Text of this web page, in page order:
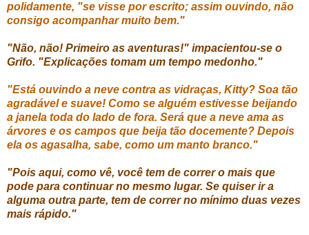
polidamente, "se visse por escrito; assim ouvindo, não
consigo acompanhar muito bem."
"Não, não! Primeiro as aventuras!" impacientou-se o
Grifo. "Explicações tomam um tempo medonho."
"Está ouvindo a neve contra as vidraças, Kitty? Soa tão
agradável e suave! Como se alguém estivesse beijando
a janela toda do lado de fora. Será que a neve ama as
árvores e os campos que beija tão docemente? Depois
ela os agasalha, sabe, como um manto branco."
"Pois aqui, como vê, você tem de correr o mais que
pode para continuar no mesmo lugar. Se quiser ir a
alguma outra parte, tem de correr no mínimo duas vezes
mais rápido."